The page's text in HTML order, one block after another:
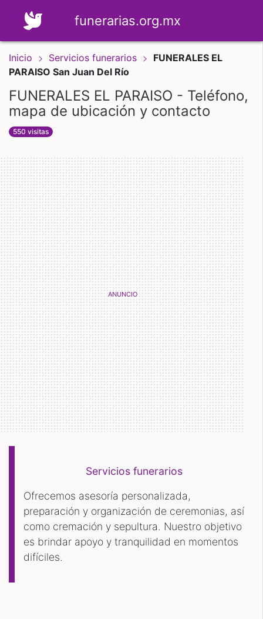
funerarias.org.mx
Inicio Servicios funerarios
FUNERALES EL
PARAISO San Juan Del Río
FUNERALES EL PARAISO - Teléfono,
mapa de ubicación y contacto
550 visitas
Servicios funerarios
Ofrecemos asesoría personalizada,
preparación y organización de ceremonias, así
como cremación y sepultura. Nuestro objetivo
es brindar apoyo y tranquilidad en momentos
difíciles.